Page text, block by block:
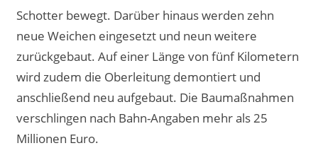
Schotter bewegt. Darüber hinaus werden zehn
neue Weichen eingesetzt und neun weitere
zurückgebaut. Auf einer Länge von fünf Kilometern
wird zudem die Oberleitung demontiert und
anschließend neu aufgebaut. Die Baumaßnahmen
verschlingen nach Bahn-Angaben mehr als 25
Millionen Euro.